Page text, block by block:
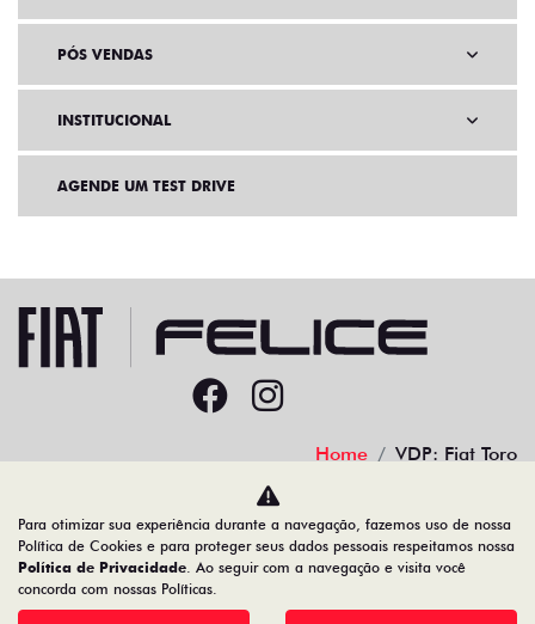
PÓS VENDAS
INSTITUCIONAL
AGENDE UM TEST DRIVE
Home VDP: Fiat Toro
Desacelere. Seu bem maior é a vida.
Para otimizar sua experiência durante a navegação, fazemos uso de nossa
Política de Cookies e para proteger seus dados pessoais respeitamos nossa
Política de Privacidade. Ao seguir com a navegação e visita você
concorda com nossas Políticas.